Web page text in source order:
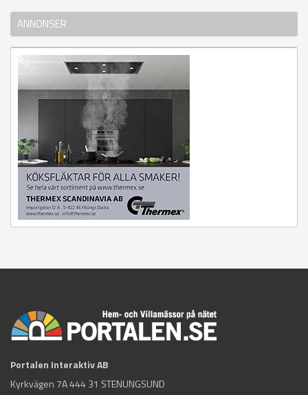
ANNONSER
Portalen Interaktiv AB
Kyrkvägen 7A 444 31 STENUNGSUND